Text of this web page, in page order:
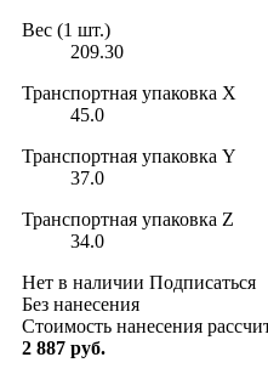
Вес (1 шт.)
209.30
Транспортная упаковка X
45.0
Транспортная упаковка Y
37.0
Транспортная упаковка Z
34.0
Нет в наличии Подписаться
Без нанесения
Стоимость нанесения
2 887 руб.